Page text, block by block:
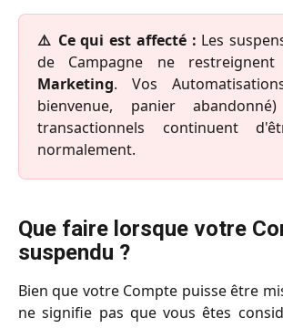
⚠️ Ce qui est affecté : Les
de Campagne ne
Marketing. Vos
bienvenue, panier
transactionnels continuent
normalement.
Que faire lorsque votre
suspendu ?
Bien que votre Compte puisse être
ne signifie pas que vous êtes